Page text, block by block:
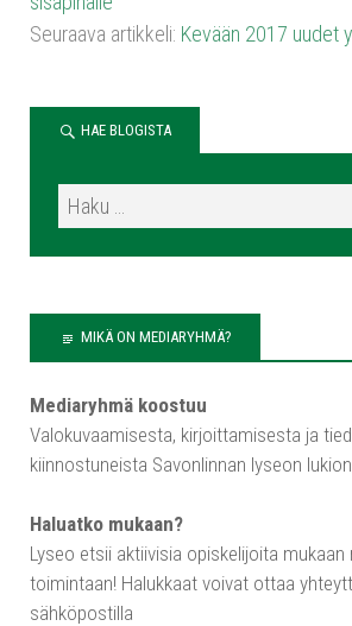
Seuraava artikkeli: Kevään 2017 uudet
HAE BLOGISTA
MIKÄ ON MEDIARYHMÄ?
Mediaryhmä koostuu
Valokuvaamisesta, kirjoittamisesta ja
kiinnostuneista Savonlinnan lyseon
Haluatko mukaan?
Lyseo etsii aktiivisia opiskelijoita mukaan
toimintaan! Halukkaat voivat ottaa
sähköpostilla